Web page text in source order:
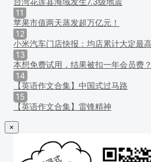
11
苹果市值两天蒸发超万亿元！
12
13
本想免费试用，结果被扣一年会员费？
14
【英语作文合集】中国式过马路
15
【英语作文合集】雷锋精神
×